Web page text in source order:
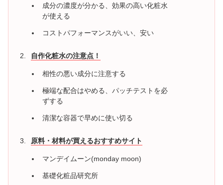
成分の濃度が分かる、効果の高い化粧水
が使える
コストパフォーマンスがいい、安い
自作化粧水の注意点！
相性の悪い成分に注意する
極端な配合はやめる、パッチテストを必
ずする
清潔な容器で早めに使い切る
原料・材料が買えるおすすめサイト
マンデイムーン(monday moon)
基礎化粧品研究所